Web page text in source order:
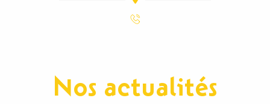
Nos actualités